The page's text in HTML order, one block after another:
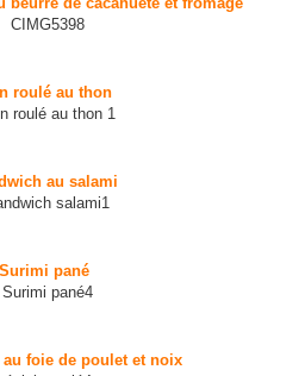
roulé au thon
au salami
Surimi pané
au foie de poulet et noix